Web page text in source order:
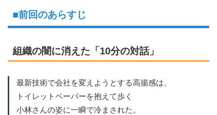
■前回のあらすじ
組織の闇に消えた「10分の対話」
最新技術で会社を変えようとする高揚感は、
トイレットペーパーを抱えて歩く
小林さんの姿に一瞬で冷まされた。